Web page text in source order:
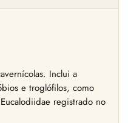
Inclui a
e troglófilos, como
registrado no